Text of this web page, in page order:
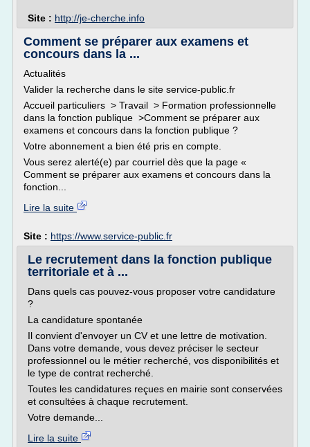
Site : http://je-cherche.info
Comment se préparer aux examens et
concours dans la ...
Actualités
Valider la recherche dans le site service-public.fr
Accueil particuliers > Travail > Formation professionnelle
dans la fonction publique >Comment se préparer aux
examens et concours dans la fonction publique ?
Votre abonnement a bien été pris en compte.
Vous serez alerté(e) par courriel dès que la page «
Comment se préparer aux examens et concours dans la
fonction...
Lire la suite
Site : https://www.service-public.fr
Le recrutement dans la fonction publique
territoriale et à ...
Dans quels cas pouvez-vous proposer votre candidature
?
La candidature spontanée
Il convient d'envoyer un CV et une lettre de motivation.
Dans votre demande, vous devez préciser le secteur
professionnel ou le métier recherché, vos disponibilités et
le type de contrat recherché.
Toutes les candidatures reçues en mairie sont conservées
et consultées à chaque recrutement.
Votre demande...
Lire la suite